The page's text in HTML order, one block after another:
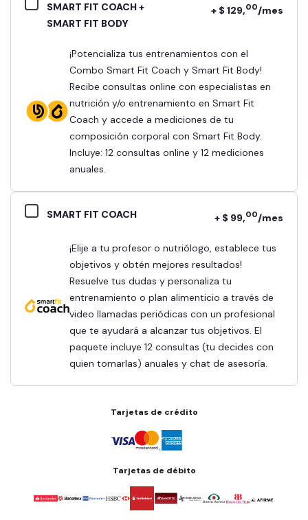
SMART FIT COACH +
SMART FIT BODY
+ $ 129,00/mes
¡Potencializa tus entrenamientos con el
Combo Smart Fit Coach y Smart Fit Body!
Recibe consultas online con especialistas en
nutrición y/o entrenamiento en Smart Fit
Coach y accede a mediciones de tu
composición corporal con Smart Fit Body.
Incluye: 12 consultas online y 12 mediciones
anuales.
SMART FIT COACH + $ 99,00/mes
¡Elije a tu profesor o nutriólogo, establece tus
objetivos y obtén mejores resultados!
Resuelve tus dudas y personaliza tu
entrenamiento o plan alimenticio a través de
video llamadas periódicas con un profesional
que te ayudará a alcanzar tus objetivos. El
paquete incluye 12 consultas (tu decides con
quien tomarlas) anuales y chat de asesoría.
Tarjetas de crédito
Tarjetas de débito